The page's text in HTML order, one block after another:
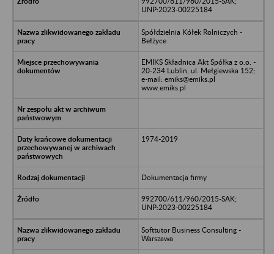
UNP:2023-00225184
Spółdzielnia Kółek Rolniczych -
Bełżyce
EMIKS Składnica Akt Spółka z o.o. -
20-234 Lublin, ul. Mełgiewska 152;
e-mail: emiks@emiks.pl
www.emiks.pl
1974-2019
Dokumentacja firmy
992700/611/960/2015-SAK;
UNP:2023-00225184
Softtutor Business Consulting -
Warszawa